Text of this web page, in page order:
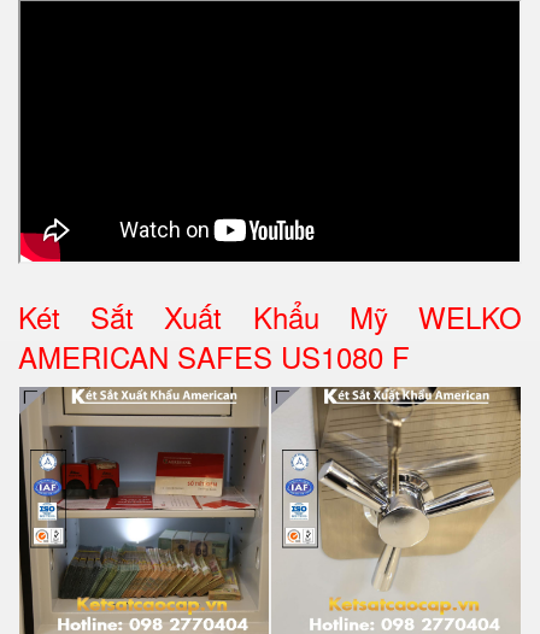
Két Sắt Xuất Khẩu Mỹ WELKO
AMERICAN SAFES US1080 F